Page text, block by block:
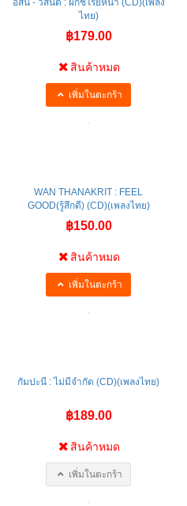
อัสนี - วสันต์ : ผักชีโรยหน้า (CD)(เพลง
ไทย)
฿179.00
สินค้าหมด
เพิ่มในตะกร้า
WAN THANAKRIT : FEEL
GOOD(รู้สึกดี) (CD)(เพลงไทย)
฿150.00
สินค้าหมด
เพิ่มในตะกร้า
กัมปะนี : ไม่มีจำกัด (CD)(เพลงไทย)
฿189.00
สินค้าหมด
เพิ่มในตะกร้า